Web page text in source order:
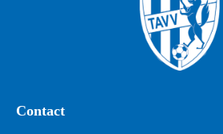
Contact